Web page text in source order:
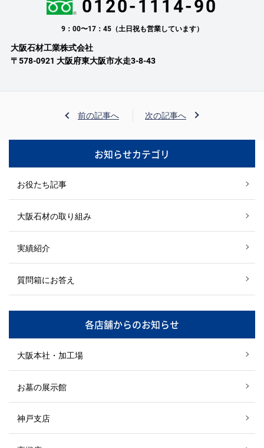
0120-1114-90
9：00〜17：45（土日祝も営業しています）
大阪石材工業株式会社
〒578-0921 大阪府東大阪市水走3-8-43
前の記事へ 次の記事へ
お知らせカテゴリ
お役たち記事
大阪石材の取り組み
実績紹介
質問箱にお答え
各店舗からのお知らせ
大阪本社・加工場
お墓の展示館
神戸支店